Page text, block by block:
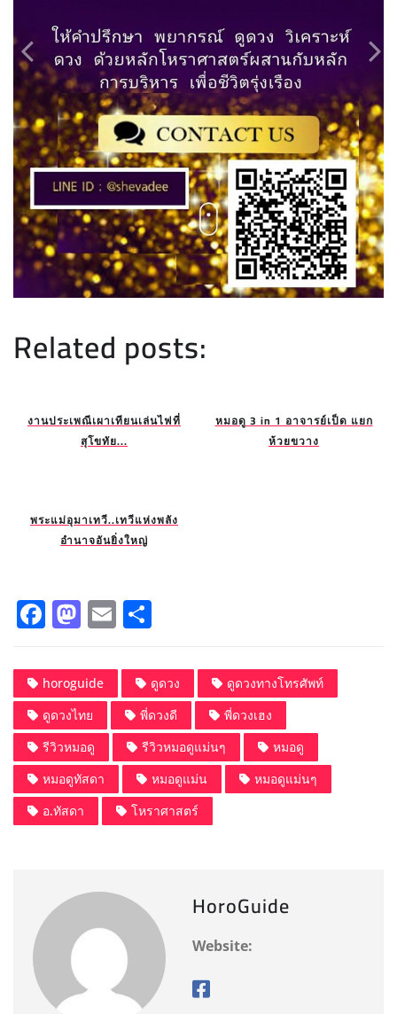
Related posts:
งานประเพณีเผาเทียนเล่นไฟที่
สุโขทัย...
หมอดู 3 in 1 อาจารย์เป็ด แยก
ห้วยขวาง
พระแม่อุมาเทวี..เทวีแห่งพลัง
อำนาจอันยิ่งใหญ่
F
a
c
e
b
o
o
k
M
a
st
o
d
o
n
E
m
ai
l
a
re
horoguide ดูดวง
ดูดวงทางโทรศัพท์
ดูดวงไทย
พี่ดวงดี
พี่ดวงเฮง
รีวิวหมอดู
รีวิวหมอดูแม่นๆ
หมอดู
หมอดูทัสดา
หมอดูแม่น
หมอดูแม่นๆ
อ.ทัสดา
โหราศาสตร์
HoroGuide
Website: